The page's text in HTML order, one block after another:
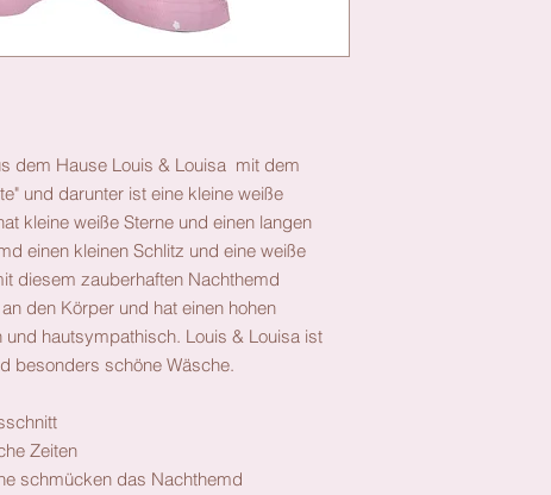
dem Hause Louis & Louisa mit dem
und darunter ist eine kleine weiße
kleine weiße Sterne und einen langen
einen kleinen Schlitz und eine weiße
diesem zauberhaften Nachthemd
den Körper und hat einen hohen
hautsympathisch. Louis & Louisa ist
besonders schöne Wäsche.
Zeiten
schmücken das Nachthemd